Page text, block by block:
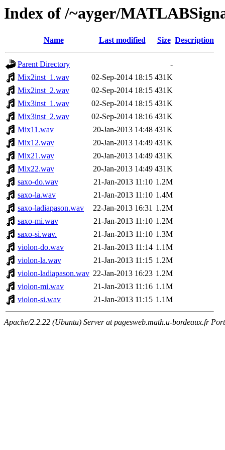
Index of /~ayger/
Name Last modified Size Description
Parent Directory
-
Mix2inst_1.wav
02-Sep-2014 18:15 431K
Mix2inst_2.wav
02-Sep-2014 18:15 431K
Mix3inst_1.wav
02-Sep-2014 18:15 431K
Mix3inst_2.wav
02-Sep-2014 18:16 431K
Mix11.wav
20-Jan-2013 14:48 431K
Mix12.wav
20-Jan-2013 14:49 431K
Mix21.wav
20-Jan-2013 14:49 431K
Mix22.wav
20-Jan-2013 14:49 431K
saxo-do.wav
21-Jan-2013 11:10 1.2M
saxo-la.wav
21-Jan-2013 11:10 1.4M
saxo-ladiapason.wav
22-Jan-2013 16:31 1.2M
saxo-mi.wav
21-Jan-2013 11:10 1.2M
saxo-si.wav.
21-Jan-2013 11:10 1.3M
violon-do.wav
21-Jan-2013 11:14 1.1M
violon-la.wav
21-Jan-2013 11:15 1.2M
violon-ladiapason.wav 22-Jan-2013 16:23 1.2M
violon-mi.wav
21-Jan-2013 11:16 1.1M
violon-si.wav
21-Jan-2013 11:15 1.1M
Apache/2.2.22 (Ubuntu) Server at pagesweb.math.u-bordeaux.fr